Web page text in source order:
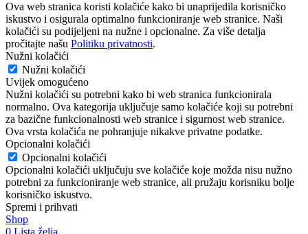
Ova web stranica koristi kolačiće kako bi unaprijedila korisničko
iskustvo i osigurala optimalno funkcioniranje web stranice. Naši
kolačići su podijeljeni na nužne i opcionalne. Za više detalja
pročitajte našu Politiku privatnosti.
Nužni kolačići
Nužni kolačići
Uvijek omogućeno
Nužni kolačići su potrebni kako bi web stranica funkcionirala
normalno. Ova kategorija uključuje samo kolačiće koji su potrebni
za bazične funkcionalnosti web stranice i sigurnost web stranice.
Ova vrsta kolačića ne pohranjuje nikakve privatne podatke.
Opcionalni kolačići
Opcionalni kolačići
Opcionalni kolačići uključuju sve kolačiće koje možda nisu nužno
potrebni za funkcioniranje web stranice, ali pružaju korisniku bolje
korisničko iskustvo.
Spremi i prihvati
Shop
0 Lista želja